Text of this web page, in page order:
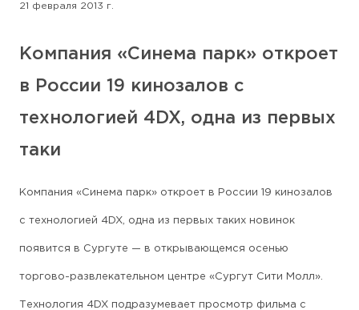
21 февраля 2013 г.
Компания «Синема парк» откроет
в России 19 кинозалов с
технологией 4DX, одна из первых
таки
Компания «Синема парк» откроет в России 19 кинозалов
с технологией 4DX, одна из первых таких новинок
появится в Сургуте — в открывающемся осенью
торгово-развлекательном центре «Сургут Сити Молл».
Технология 4DX подразумевает просмотр фильма с